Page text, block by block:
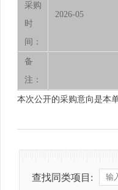
采购
时
间：
2026-05
备
注：
本次公开的采购意向是本
查找同类项目: